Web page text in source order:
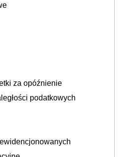
za opóźnienie
podatkowych